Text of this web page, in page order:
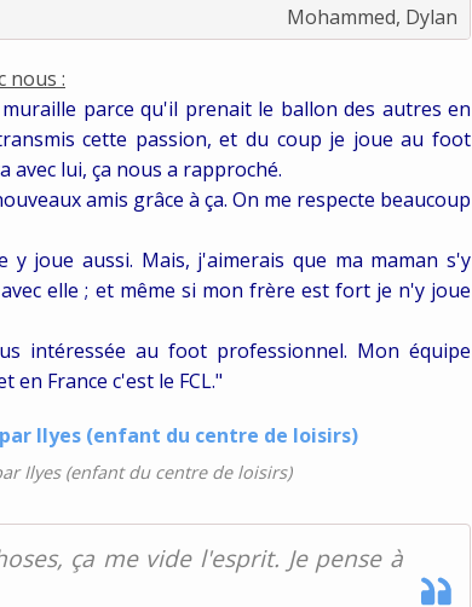
Mohammed, Dylan
nous :
parce qu'il prenait le ballon des autres en
cette passion, et du coup je joue au foot
avec lui, ça nous a rapproché.
amis grâce à ça. On me respecte beaucoup
joue aussi. Mais, j'aimerais que ma maman s'y
elle ; et même si mon frère est fort je n'y joue
intéressée au foot professionnel. Mon équipe
France c'est le FCL."
Ilyes (enfant du centre de loisirs)
ça me vide l'esprit. Je pense à